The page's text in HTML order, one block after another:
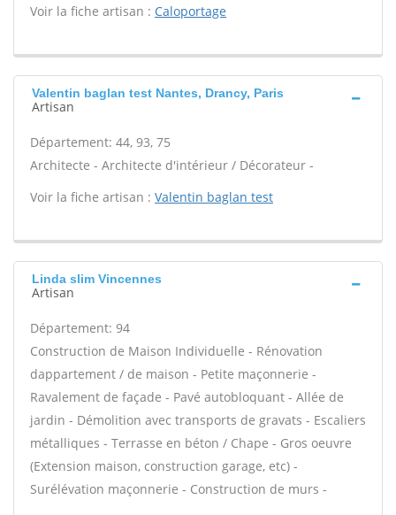
Voir la fiche artisan : Caloportage
Valentin baglan test Nantes, Drancy, Paris
Artisan
Département: 44, 93, 75
Architecte - Architecte d'intérieur / Décorateur -
Voir la fiche artisan : Valentin baglan test
Linda slim Vincennes
Artisan
Département: 94
Construction de Maison Individuelle - Rénovation
dappartement / de maison - Petite maçonnerie -
Ravalement de façade - Pavé autobloquant - Allée de
jardin - Démolition avec transports de gravats - Escaliers
métalliques - Terrasse en béton / Chape - Gros oeuvre
(Extension maison, construction garage, etc) -
Surélévation maçonnerie - Construction de murs -